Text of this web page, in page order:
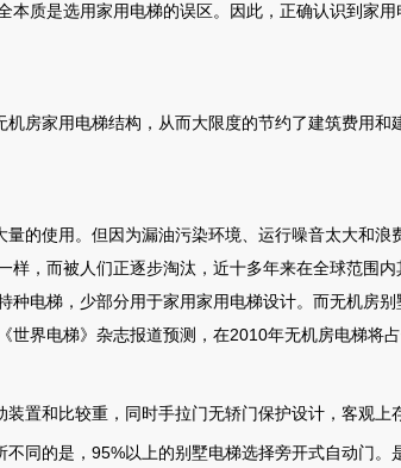
质是选用家用电梯的误区。因此，正确认识到家
房家用电梯结构，从而大限度的节约了建筑费用和
的使用。但因为漏油污染环境、运行噪音太大和浪
，而被人们正逐步淘汰，近十多年来在全球范围内
电梯，少部分用于家用家用电梯设计。而无机房
界电梯》杂志报道预测，在2010年无机房电梯将占
置和比较重，同时手拉门无轿门保护设计，客观上
同的是，95%以上的别墅电梯选择旁开式自动门。